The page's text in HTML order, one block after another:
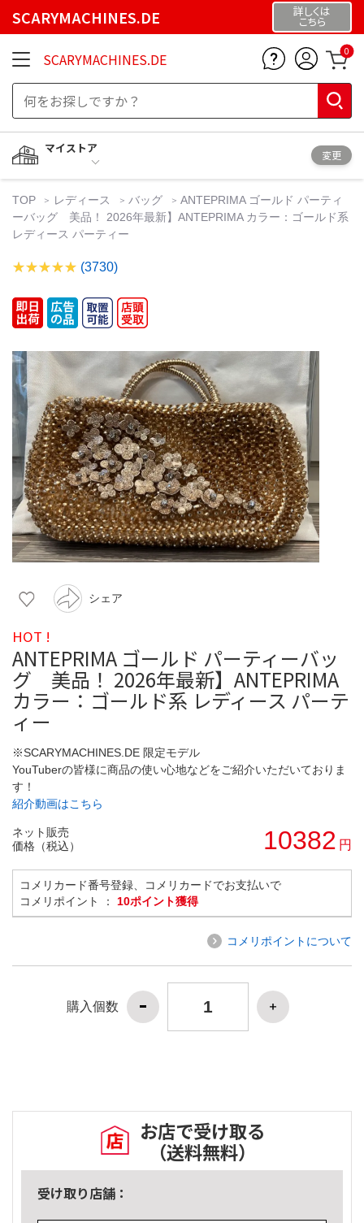
SCARYMACHINES.DE 詳しくは
こちら
SCARYMACHINES.DE 0
マイストア
変更
TOP レディース バッグ
ANTEPRIMA ゴールド パーティ
ーバッグ 美品！ 2026年最新】ANTEPRIMA カラー：ゴールド系
レディース パーティー
(3730)
シェア
HOT !
ANTEPRIMA ゴールド パーティーバッ
グ 美品！ 2026年最新】ANTEPRIMA
カラー：ゴールド系 レディース パーテ
ィー
※SCARYMACHINES.DE 限定モデル
YouTuberの皆様に商品の使い心地などをご紹介いただいておりま
す！
紹介動画はこちら
ネット販売
価格（税込）
10382 円
コメリカード番号登録、コメリカードでお支払いで
コメリポイント ： 10ポイント獲得
コメリポイントについて
購入個数
お店で受け取る
（送料無料）
受け取り店舗：